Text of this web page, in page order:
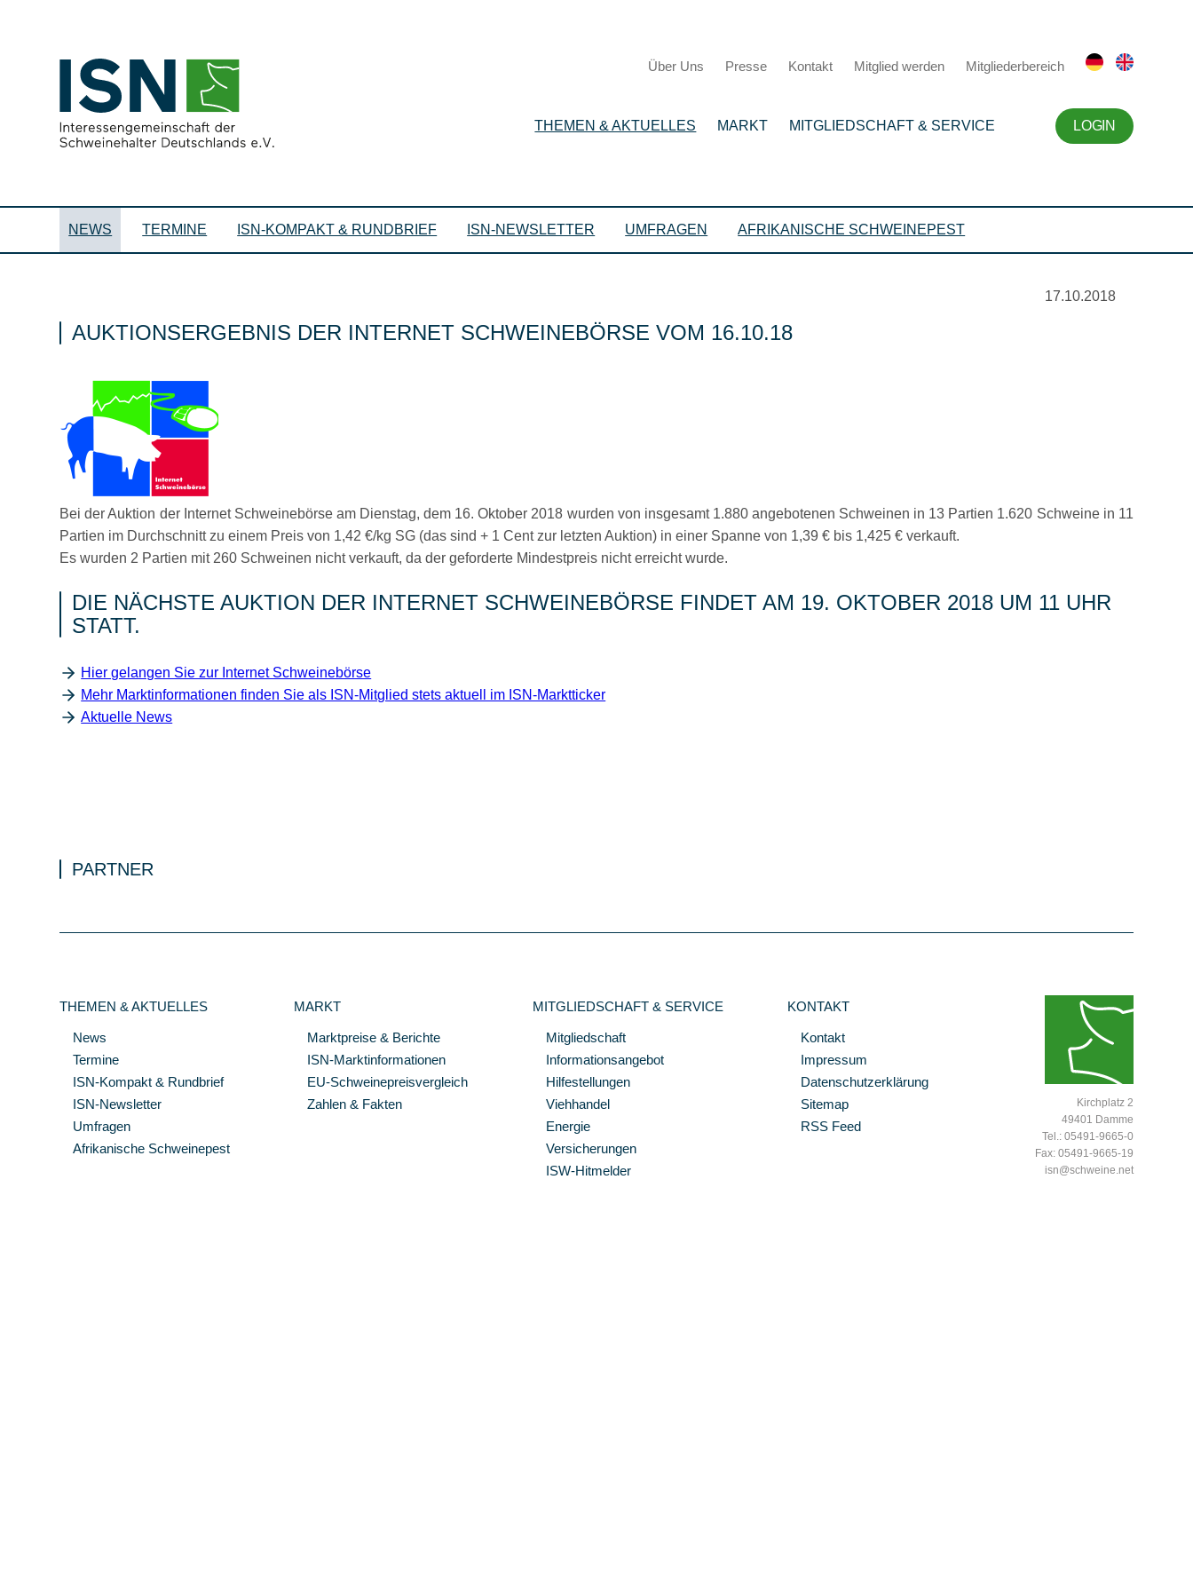
Über Uns Presse Kontakt Mitglied werden Mitgliederbereich
THEMEN & AKTUELLES MARKT MITGLIEDSCHAFT & SERVICE LOGIN
NEWS TERMINE ISN-KOMPAKT & RUNDBRIEF ISN-NEWSLETTER UMFRAGEN AFRIKANISCHE SCHWEINEPEST
17.10.2018
AUKTIONSERGEBNIS DER INTERNET SCHWEINEBÖRSE VOM 16.10.18
Bei der Auktion der Internet Schweinebörse am Dienstag, dem 16. Oktober 2018 wurden von insgesamt 1.880 angebotenen Schweinen in 13 Partien 1.620 Schweine in 11
Partien im Durchschnitt zu einem Preis von 1,42 €/kg SG (das sind + 1 Cent zur letzten Auktion) in einer Spanne von 1,39 € bis 1,425 € verkauft.
Es wurden 2 Partien mit 260 Schweinen nicht verkauft, da der geforderte Mindestpreis nicht erreicht wurde.
DIE NÄCHSTE AUKTION DER INTERNET SCHWEINEBÖRSE FINDET AM 19. OKTOBER 2018 UM 11 UHR
STATT.
Hier gelangen Sie zur Internet Schweinebörse
Mehr Marktinformationen finden Sie als ISN-Mitglied stets aktuell im ISN-Marktticker
Aktuelle News
PARTNER
THEMEN & AKTUELLES
News
Termine
ISN-Kompakt & Rundbrief
ISN-Newsletter
Umfragen
Afrikanische Schweinepest
MARKT
Marktpreise & Berichte
ISN-Marktinformationen
EU-Schweinepreisvergleich
Zahlen & Fakten
MITGLIEDSCHAFT & SERVICE
Mitgliedschaft
Informationsangebot
Hilfestellungen
Viehhandel
Energie
Versicherungen
ISW-Hitmelder
KONTAKT
Kontakt
Impressum
Datenschutzerklärung
Sitemap
RSS Feed
Kirchplatz 2
49401 Damme
Tel.: 05491-9665-0
Fax: 05491-9665-19
isn@schweine.net